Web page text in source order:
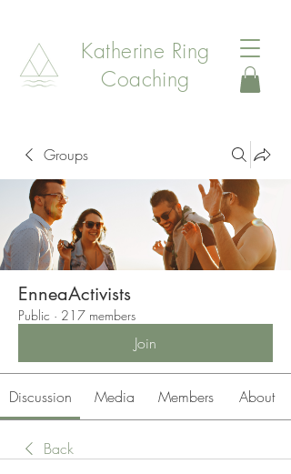
Katherine Ring
Coaching
Groups
EnneaActivists
Public · 217 members
Join
Discussion Media Members About
Back